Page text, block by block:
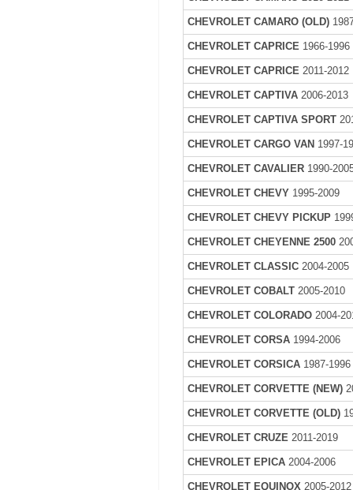
CHEVROLET CAMARO (OLD)
CHEVROLET CAPRICE 1966-1996
CHEVROLET CAPRICE2011-2012
CHEVROLET CAPTIVA 2006-2013
CHEVROLET CAPTIVA SPORT
CHEVROLET CARGO VAN 1997-
CHEVROLET CAVALIER 1990-
CHEVROLET CHEVY 1995-2009
CHEVROLET CHEVY PICKUP
CHEVROLET CHEYENNE 2500
CHEVROLET CLASSIC2004-2005
CHEVROLET COBALT2005-2010
CHEVROLET COLORADO2004-
CHEVROLET CORSA 1994-2006
CHEVROLET CORSICA 1987-1996
CHEVROLET CORVETTE (NEW)
CHEVROLET CORVETTE (OLD)
CHEVROLET CRUZE2011-2019
CHEVROLET EPICA2004-2006
CHEVROLET EQUINOX2005-2012